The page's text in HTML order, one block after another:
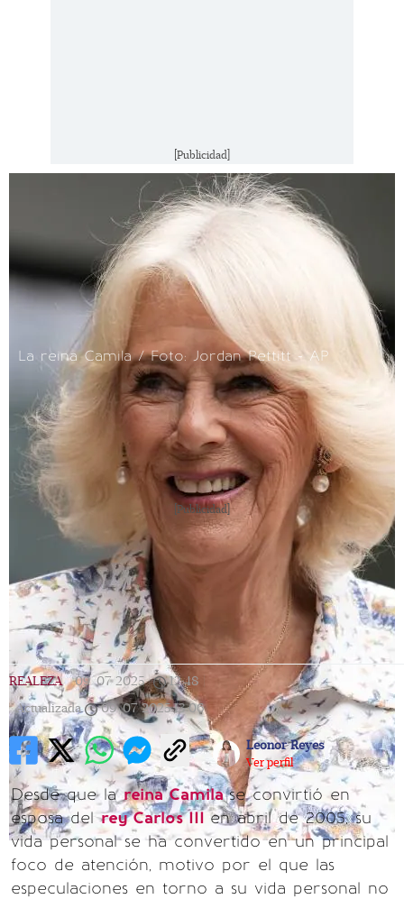
[Publicidad]
La reina Camila / Foto: Jordan Pettitt - AP
[Publicidad]
REALEZA | 09/07/2025 | 12:48
Actualizada
09/07/2025 13:06
Leonor Reyes
Ver perfil
Desde que lareina Camilase convirtió en
esposa delrey Carlos IIIen abril de 2005, su
vida personal se ha convertido en un principal
foco de atención, motivo por el que las
especulaciones en torno a su vida personal no